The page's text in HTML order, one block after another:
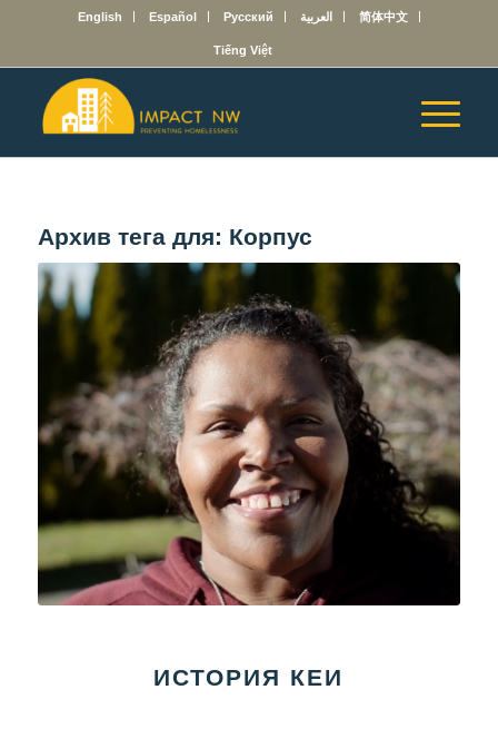
English Español Русский العربية 简体中文
Tiếng Việt
Архив тега для: Корпус
ИСТОРИЯ КЕИ